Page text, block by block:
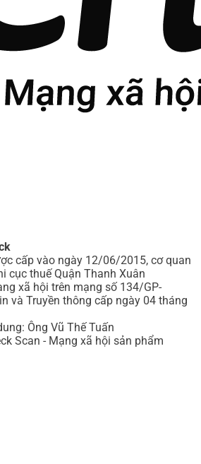
cấp vào ngày 12/06/2015, cơ quan
cục thuế Quận Thanh Xuân
xã hội trên mạng số 134/GP-
và Truyền thông cấp ngày 04 tháng
Ông Vũ Thế Tuấn
Scan - Mạng xã hội sản phẩm